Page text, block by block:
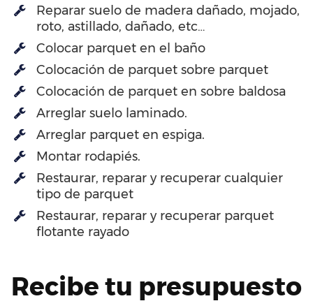
Reparar suelo de madera dañado, mojado,
roto, astillado, dañado, etc…
Colocar parquet en el baño
Colocación de parquet sobre parquet
Colocación de parquet en sobre baldosa
Arreglar suelo laminado.
Arreglar parquet en espiga.
Montar rodapiés.
Restaurar, reparar y recuperar cualquier
tipo de parquet
Restaurar, reparar y recuperar parquet
flotante rayado
Recibe tu presupuesto